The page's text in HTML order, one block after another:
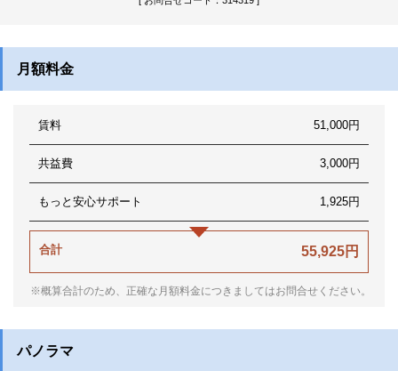
月額料金
賃料 51,000円
共益費 3,000円
もっと安心サポート 1,925円
合計 55,925円
※概算合計のため、正確な月額料金につきましてはお問合せください。
パノラマ